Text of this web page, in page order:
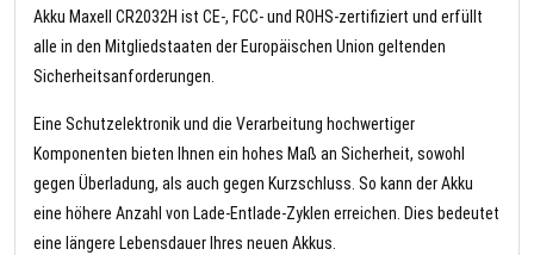
Akku Maxell CR2032H ist CE-, FCC- und ROHS-zertifiziert und erfüllt
alle in den Mitgliedstaaten der Europäischen Union geltenden
Sicherheitsanforderungen.
Eine Schutzelektronik und die Verarbeitung hochwertiger
Komponenten bieten Ihnen ein hohes Maß an Sicherheit, sowohl
gegen Überladung, als auch gegen Kurzschluss. So kann der Akku
eine höhere Anzahl von Lade-Entlade-Zyklen erreichen. Dies bedeutet
eine längere Lebensdauer Ihres neuen Akkus.